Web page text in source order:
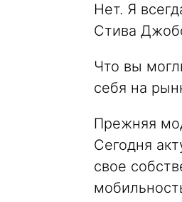
Нет. Я
Стива
Что вы
себя на
Прежняя
Сегодня
свое